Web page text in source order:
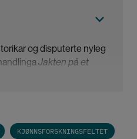
og disputerte nyleg
Jakten på et
ho framveksten
KJØNNSFORSKNINGSFELTET